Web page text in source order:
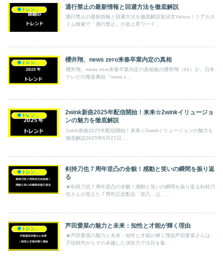
◆トレンド◆ 通行禁止の最新情報と回避方法を徹底解説
通行禁止の最新情報と回避方法を徹底解説冒頭文Yahoo！リアルタ
イム検索で「通行禁止」が急上昇ワード...
櫻井翔、news zero来春卒業内定の真相
櫻井翔、news zero来春卒業内定の真相嵐の櫻井翔（41）が、日本
テレビの報道番組『news z...
2wink新曲2025年配信開始！来来☆2winkイリュージョ
ンの魅力を徹底解説
2wink新曲2025年配信開始！来来☆2winkイリュージョンの魅力を
徹底解説2025年6月27日...
剣持刀也７周年逆凸の全貌！感動と笑いの瞬間を振り返
る
★剣持刀也７周年逆凸の全貌！感動と笑いの瞬間を振り返る剣持刀
也さんが迎えた７周年記念配信「逆凸」は、...
芦田愛菜の魅力と未来：知性と才能が輝く理由
★芦田愛菜の魅力と未来：知性と才能が輝く理由芦田愛菜さんは、
子役時代からその卓越した演技力で注目を集...